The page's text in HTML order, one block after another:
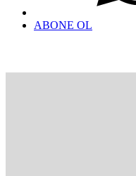
ABONE OL